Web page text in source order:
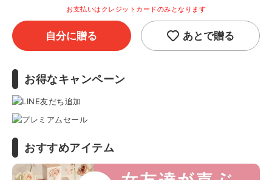
お支払いはクレジットカードのみとなります
自分に贈る あとで贈る
お得なキャンペーン
おすすめアイテム